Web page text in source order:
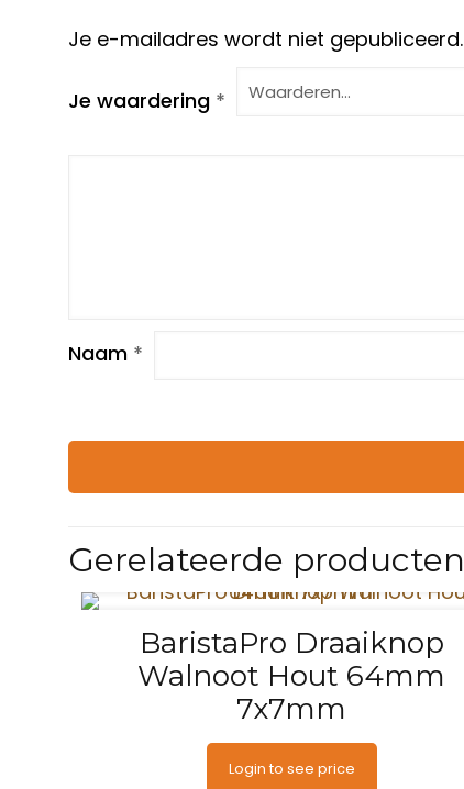
Je e-mailadres wordt niet gepubliceerd.
Je waardering *
Naam *
Gerelateerde producten
BaristaPro Draaiknop
Walnoot Hout 64mm
7x7mm
Login to see price